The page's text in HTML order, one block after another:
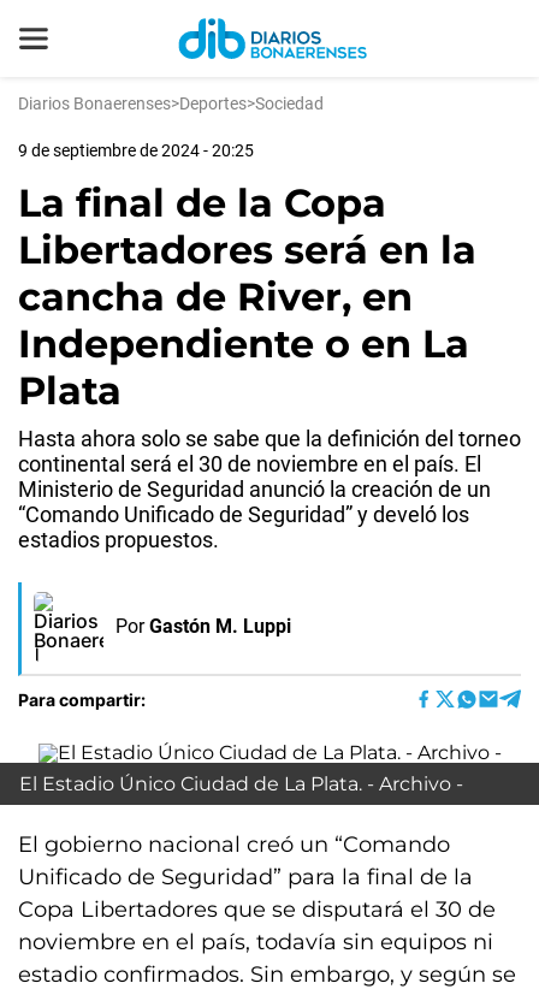
Diarios Bonaerenses>Deportes>Sociedad
9 de septiembre de 2024 - 20:25
La final de la Copa
Libertadores será en la
cancha de River, en
Independiente o en La
Plata
Hasta ahora solo se sabe que la definición del torneo
continental será el 30 de noviembre en el país. El
Ministerio de Seguridad anunció la creación de un
“Comando Unificado de Seguridad” y develó los
estadios propuestos.
Por Gastón M. Luppi
Para compartir:
El Estadio Único Ciudad de La Plata. - Archivo -
El gobierno nacional creó un “Comando
Unificado de Seguridad” para la final de la
Copa Libertadores que se disputará el 30 de
noviembre en el país, todavía sin equipos ni
estadio confirmados. Sin embargo, y según se